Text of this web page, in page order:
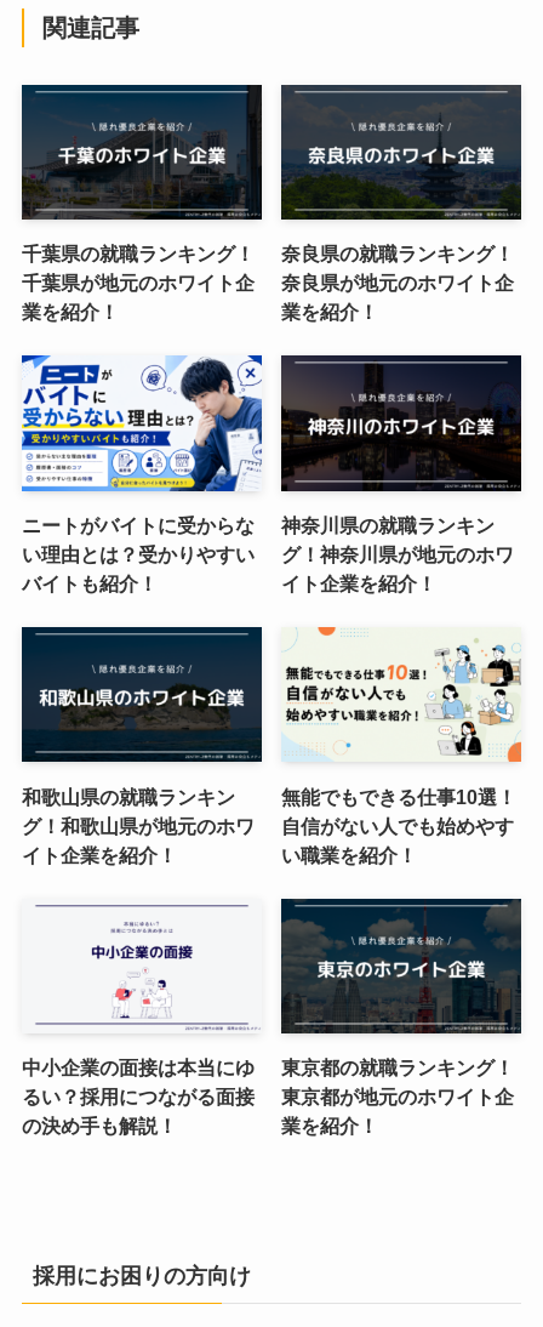
関連記事
千葉県の就職ランキング！
千葉県が地元のホワイト企
業を紹介！
奈良県の就職ランキング！
奈良県が地元のホワイト企
業を紹介！
ニートがバイトに受からな
い理由とは？受かりやすい
バイトも紹介！
神奈川県の就職ランキン
グ！神奈川県が地元のホワ
イト企業を紹介！
和歌山県の就職ランキン
グ！和歌山県が地元のホワ
イト企業を紹介！
無能でもできる仕事10選！
自信がない人でも始めやす
い職業を紹介！
中小企業の面接は本当にゆ
るい？採用につながる面接
の決め手も解説！
東京都の就職ランキング！
東京都が地元のホワイト企
業を紹介！
採用にお困りの方向け